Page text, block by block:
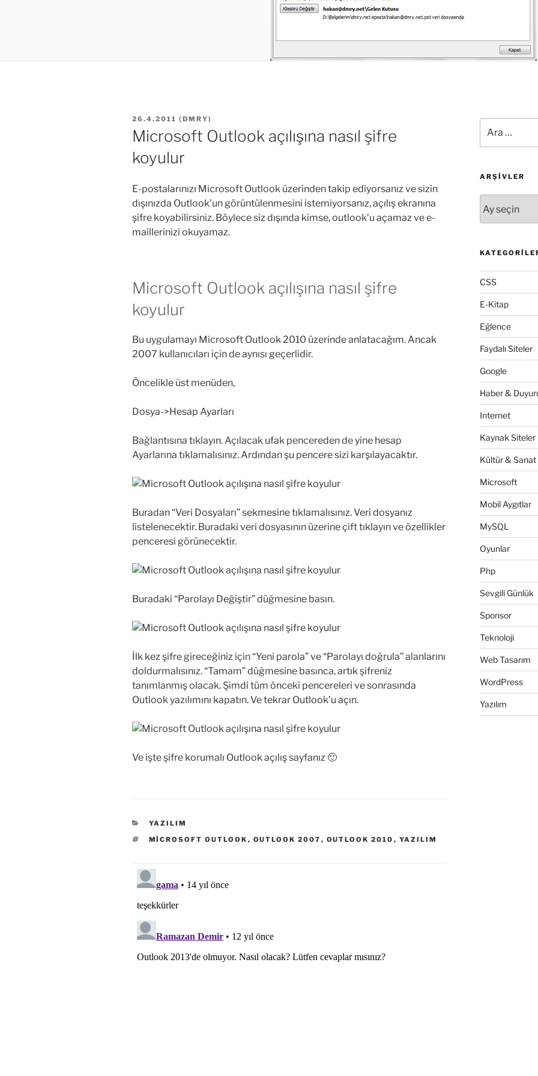
YAYIM
TARIHI
26.4.2011 ( DMRY)
Microsoft Outlook açılışına nasıl şifre
koyulur
E-postalarınızı Microsoft Outlook üzerinden takip ediyorsanız ve sizin
dışınızda Outlook’un görüntülenmesini istemiyorsanız, açılış ekranına
şifre koyabilirsiniz. Böylece siz dışında kimse, outlook’u açamaz ve e-
maillerinizi okuyamaz.
Microsoft Outlook açılışına nasıl şifre
koyulur
Bu uygulamayı Microsoft Outlook 2010 üzerinde anlatacağım. Ancak
2007 kullanıcıları için de aynısı geçerlidir.
Öncelikle üst menüden,
Dosya->Hesap Ayarları
Bağlantısına tıklayın. Açılacak ufak pencereden de yine hesap
Ayarlarına tıklamalısınız. Ardından şu pencere sizi karşılayacaktır.
Buradan “Veri Dosyaları” sekmesine tıklamalısınız. Veri dosyanız
listelenecektir. Buradaki veri dosyasının üzerine çift tıklayın ve özellikler
penceresi görünecektir.
Buradaki “Parolayı Değiştir” düğmesine basın.
İlk kez şifre gireceğiniz için “Yeni parola” ve “Parolayı doğrula” alanlarını
doldurmalısınız. “Tamam” düğmesine basınca, artık şifreniz
tanımlanmış olacak. Şimdi tüm önceki pencereleri ve sonrasında
Outlook yazılımını kapatın. Ve tekrar Outlook’u açın.
Ve işte şifre korumalı Outlook açılış sayfanız 🙂
KATEGORILER
YAZILIM
ETIKETLER
MICROSOFT OUTLOOK , OUTLOOK 2007 , OUTLOOK 2010 , YAZILIM
ARŞIVLER
CSS
E-Kitap
Eğlence
Faydalı Siteler
Google
Haber &
Internet
Kaynak Siteler
Kültür & Sanat
Microsoft
Mobil Aygıtlar
MySQL
Oyunlar
Php
Sevgili Günlük
Sponsor
Teknoloji
Web Tasarım
WordPress
Yazılım